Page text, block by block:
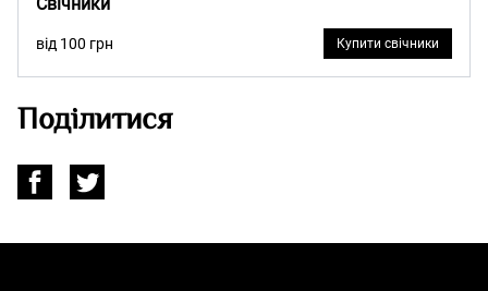
від 100 грн Купити свічники
Поділитися